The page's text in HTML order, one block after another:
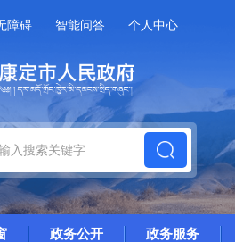
障碍 智能问答 个人中心
政务公开 政务服务